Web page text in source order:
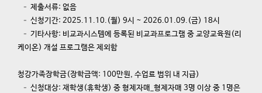
– 제출서류: 없음
– 신청기간: 2025.11.10.(월) 9시 ~ 2026.01.09.(금) 18시
– 기타사항: 비교과시스템에 등록된 비교과프로그램 중 교양교육원(리
케이온) 개설 프로그램은 제외함
청강가족장학금(장학금액: 100만원, 수업료 범위 내 지급)
– 신청대상: 재학생(휴학생) 중 형제자매_형제자매 3명 이상 중 1명은